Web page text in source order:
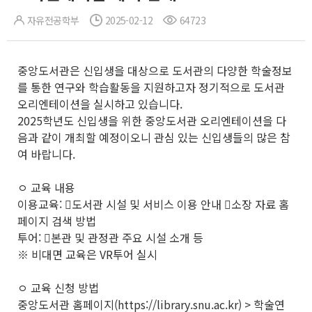
자유전공학부 2025-02-12 64723
중앙도서관은 신입생을 대상으로 도서관의 다양한 학술정보
를 통한 연구와 학습활동을 지원하고자 정기적으로 도서관
오리엔테이션을 실시하고 있습니다.
2025학년도 신입생을 위한 중앙도서관 오리엔테이션을 다
음과 같이 개최할 예정이오니 관심 있는 신입생들의 많은 참
여 바랍니다.
ㅇ 교육 내용
이용교육: 󰋯도서관 시설 및 서비스 이용 안내 󰋯소장 자료 홈
페이지 검색 방법
투어: 󰋯본관 및 관정관 주요 시설 소개 등
※ 비대면 교육은 VR투어 실시
ㅇ 교육 신청 방법
중앙도서관 홈페이지(https://library.snu.ac.kr) > 학술연